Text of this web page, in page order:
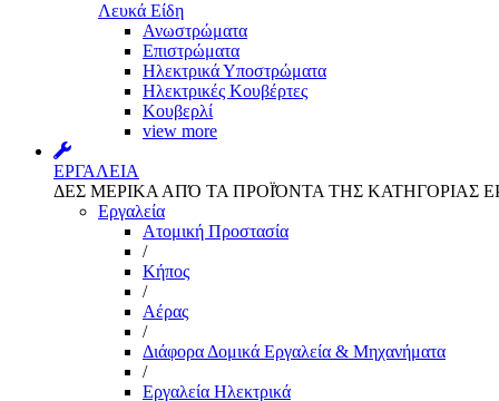
Λευκά Είδη
Ανωστρώματα
Επιστρώματα
Ηλεκτρικά Υποστρώματα
Ηλεκτρικές Κουβέρτες
Κουβερλί
view more
ΕΡΓΑΛΕΙΑ
ΔΕΣ ΜΕΡΙΚΑ ΑΠΌ ΤΑ ΠΡΟΪΌΝΤΑ ΤΗΣ ΚΑΤΗΓΟΡΙΑΣ
Εργαλεία
Aτομική Προστασία
/
Kήπος
/
Αέρας
/
Διάφορα Δομικά Εργαλεία & Μηχανήματα
/
Εργαλεία Ηλεκτρικά